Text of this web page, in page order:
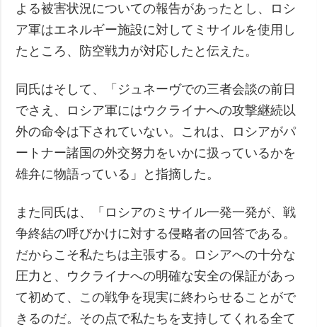
よる被害状況についての報告があったとし、ロシ
ア軍はエネルギー施設に対してミサイルを使用し
たところ、防空戦力が対応したと伝えた。
同氏はそして、「ジュネーヴでの三者会談の前日
でさえ、ロシア軍にはウクライナへの攻撃継続以
外の命令は下されていない。これは、ロシアがパ
ートナー諸国の外交努力をいかに扱っているかを
雄弁に物語っている」と指摘した。
また同氏は、「ロシアのミサイル一発一発が、戦
争終結の呼びかけに対する侵略者の回答である。
だからこそ私たちは主張する。ロシアへの十分な
圧力と、ウクライナへの明確な安全の保証があっ
て初めて、この戦争を現実に終わらせることがで
きるのだ。その点で私たちを支持してくれる全て